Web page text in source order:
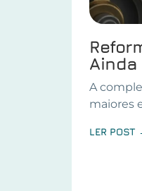
A
maiores
LER POST